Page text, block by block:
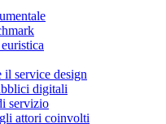
il service design
digitali
servizio
attori coinvolti